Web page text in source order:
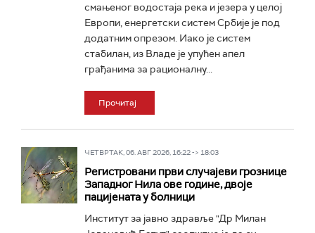
смањеног водостаја река и језера у целој
Европи, енергетски систем Србије је под
додатним опрезом. Иако је систем
стабилан, из Владе је упућен апел
грађанима за рационалну...
Прочитај
ЧЕТВРТАК, 06. АВГ 2026, 16:22 -> 18:03
Регистровани први случајеви грознице
Западног Нила ове године, двоје
пацијената у болници
Институт за јавно здравље "Др Милан